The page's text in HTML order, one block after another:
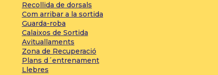
Recollida de dorsals
Com arribar a la sortida
Guarda-roba
Calaixos de Sortida
Avituallaments
Zona de Recuperació
Plans d´entrenament
Llebres